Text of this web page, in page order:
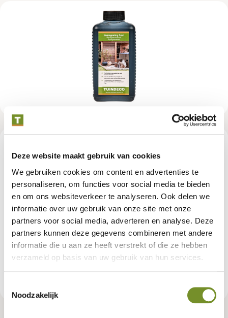
Deze website maakt gebruik van cookies
We gebruiken cookies om content en advertenties te
personaliseren, om functies voor social media te bieden
en om ons websiteverkeer te analyseren. Ook delen we
informatie over uw gebruik van onze site met onze
partners voor social media, adverteren en analyse. Deze
partners kunnen deze gegevens combineren met andere
informatie die u aan ze heeft verstrekt of die ze hebben
verzameld op basis van uw gebruik van hun services.
Noodzakelijk
Deze impregneervloeistof is al verdund tot een gereed product,
en aan te brengen door middel van dompelen, met een
hogedrukspuit, of met een kwast. We adviseren 2 tot 3 lagen
aan te brengen op geschaafd hout. Voor fijn bezaagd hout zijn 2
lagen voldoende. Het drogen duurt ongeveer 48 uur, afhankelijk
van het weer. Houd er rekening mee dat de vloeistof vlekken kan
maken. Op niet poreuze oppervlakken zoals glas of staal, hecht